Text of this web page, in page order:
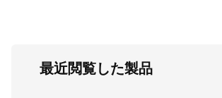
最近閲覧した製品